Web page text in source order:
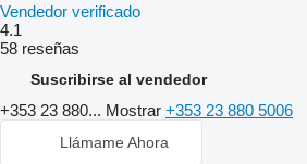
Vendedor verificado
4.1
58 reseñas
Suscribirse al vendedor
+353 23 880... Mostrar +353 23 880 5006
Llámame Ahora